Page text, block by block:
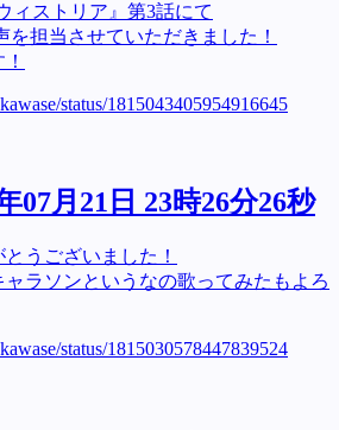
ィストリア』第3話にて
を担当させていただきました！
status/1815043405954916645
07月21日 23時26分26秒
うございました！
ラソンというなの歌ってみたもよろ
status/1815030578447839524